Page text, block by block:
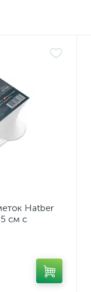
Hatber
см с